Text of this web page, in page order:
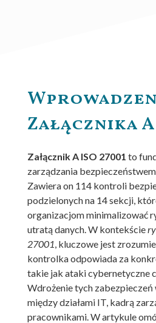
Załącznika A
Załącznik A ISO 27001 to
zarządzania
Zawiera on 114 kontroli
podzielonych na 14 sekcji,
organizacjom minimalizować
utratą danych. W kontekście
27001, kluczowe jest
kontrolka odpowiada za
takie jak ataki cybernetyczne
Wdrożenie tych zabezpieczeń
między działami IT, kadrą
pracownikami. W artykule